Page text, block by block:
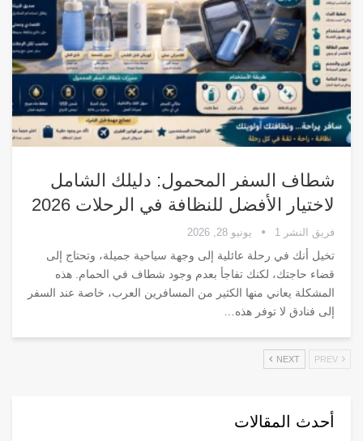
شطاف السفر المحمول: دليلك الشامل
لاختيار الأفضل للنظافة في الرحلات 2026
فريق النشر 1 يونيو 28, 2026
تخيل أنك في رحلة عائلية إلى وجهة سياحية جميلة، وتحتاج إلى
قضاء حاجتك، لكنك تفاجأ بعدم وجود شطاف في الحمام. هذه
المشكلة يعاني منها الكثير من المسافرين العرب، خاصة عند السفر
إلى فنادق لا توفر هذه
NEXT
أحدث المقالات